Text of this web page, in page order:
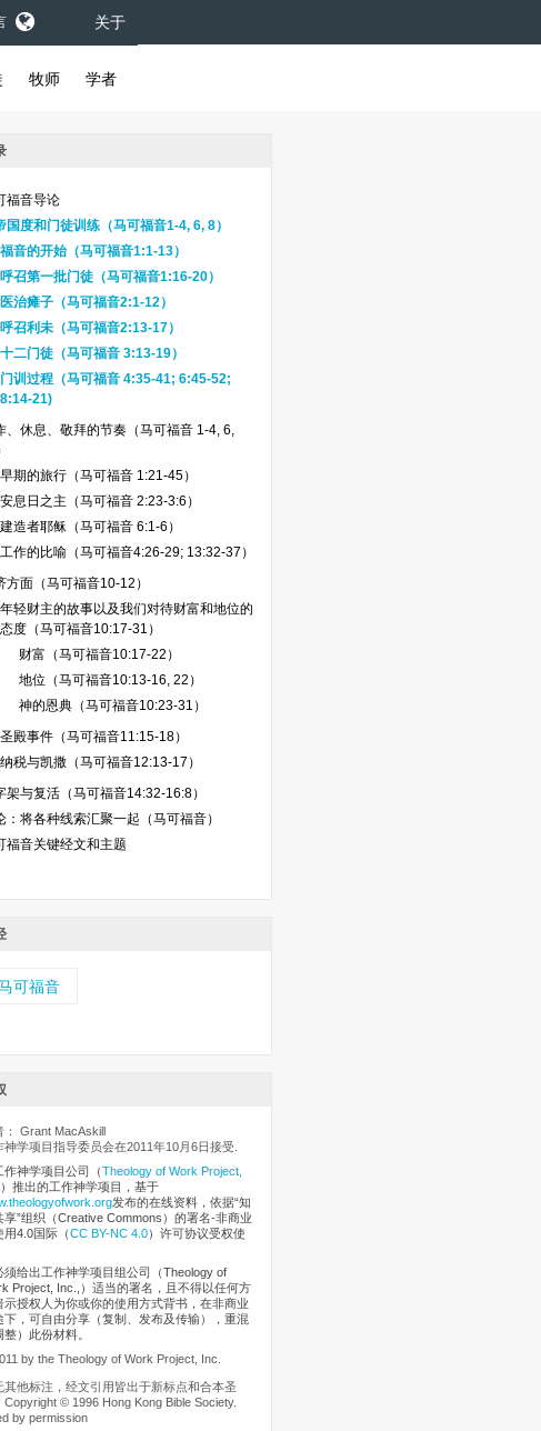
关于
牧师 学者
福音导论
国度和门徒训练（马可福音1-4, 6, 8）
福音的开始（马可福音1:1-13）
呼召第一批门徒（马可福音1:16-20）
医治瘫子（马可福音2:1-12）
呼召利未（马可福音2:13-17）
十二门徒（马可福音 3:13-19）
门训过程（马可福音 4:35-41; 6:45-52;
8:14-21)
、休息、敬拜的节奏（马可福音 1-4, 6,
早期的旅行（马可福音 1:21-45）
安息日之主（马可福音 2:23-3:6）
建造者耶稣（马可福音 6:1-6）
工作的比喻（马可福音4:26-29; 13:32-37）
方面（马可福音10-12）
年轻财主的故事以及我们对待财富和地位的
态度（马可福音10:17-31）
财富（马可福音10:17-22）
地位（马可福音10:13-16, 22）
神的恩典（马可福音10:23-31）
圣殿事件（马可福音11:15-18）
纳税与凯撒（马可福音12:13-17）
架与复活（马可福音14:32-16:8）
：将各种线索汇聚一起（马可福音）
福音关键经文和主题
可福音
： Grant MacAskill
神学项目指导委员会在2011年10月6日接受.
作神学项目公司
（Theology of Work Project,
）推出的工作神学项目，基于
发布的在线资料，依据“知
享”组织（Creative Commons）的署名-非商业
用4.0国际（CC BY-NC 4.0）许可协议受权使
须给出工作神学项目组公司（Theology of
Project, Inc.,）适当的署名，且不得以任何方
示授权人为你或你的使用方式背书，在非商业
下，可自由分享（复制、发布及传输），重混
整）此份材料。
by the Theology of Work Project, Inc.
其他标注，经文引用皆出于新标点和合本圣
Copyright © 1996 Hong Kong Bible Society.
by permission